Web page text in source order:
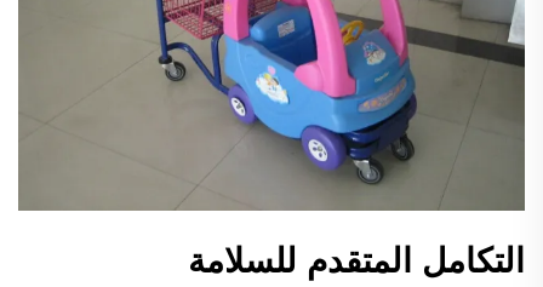
التكامل المتقدم للسلامة